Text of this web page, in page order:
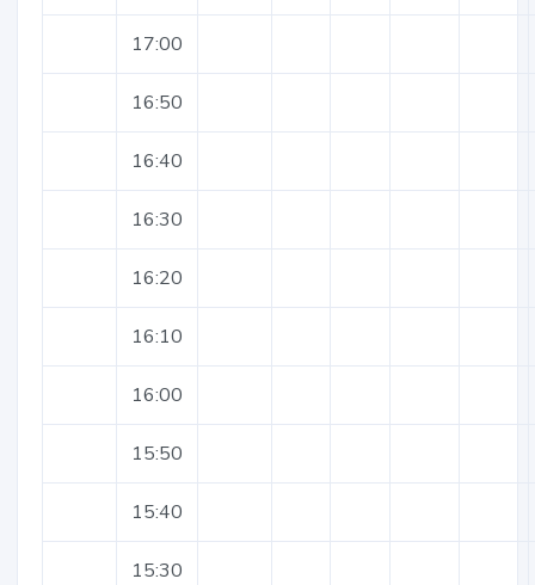
17:00
16:50
16:40
16:30
16:20
16:10
16:00
15:50
15:40
15:30